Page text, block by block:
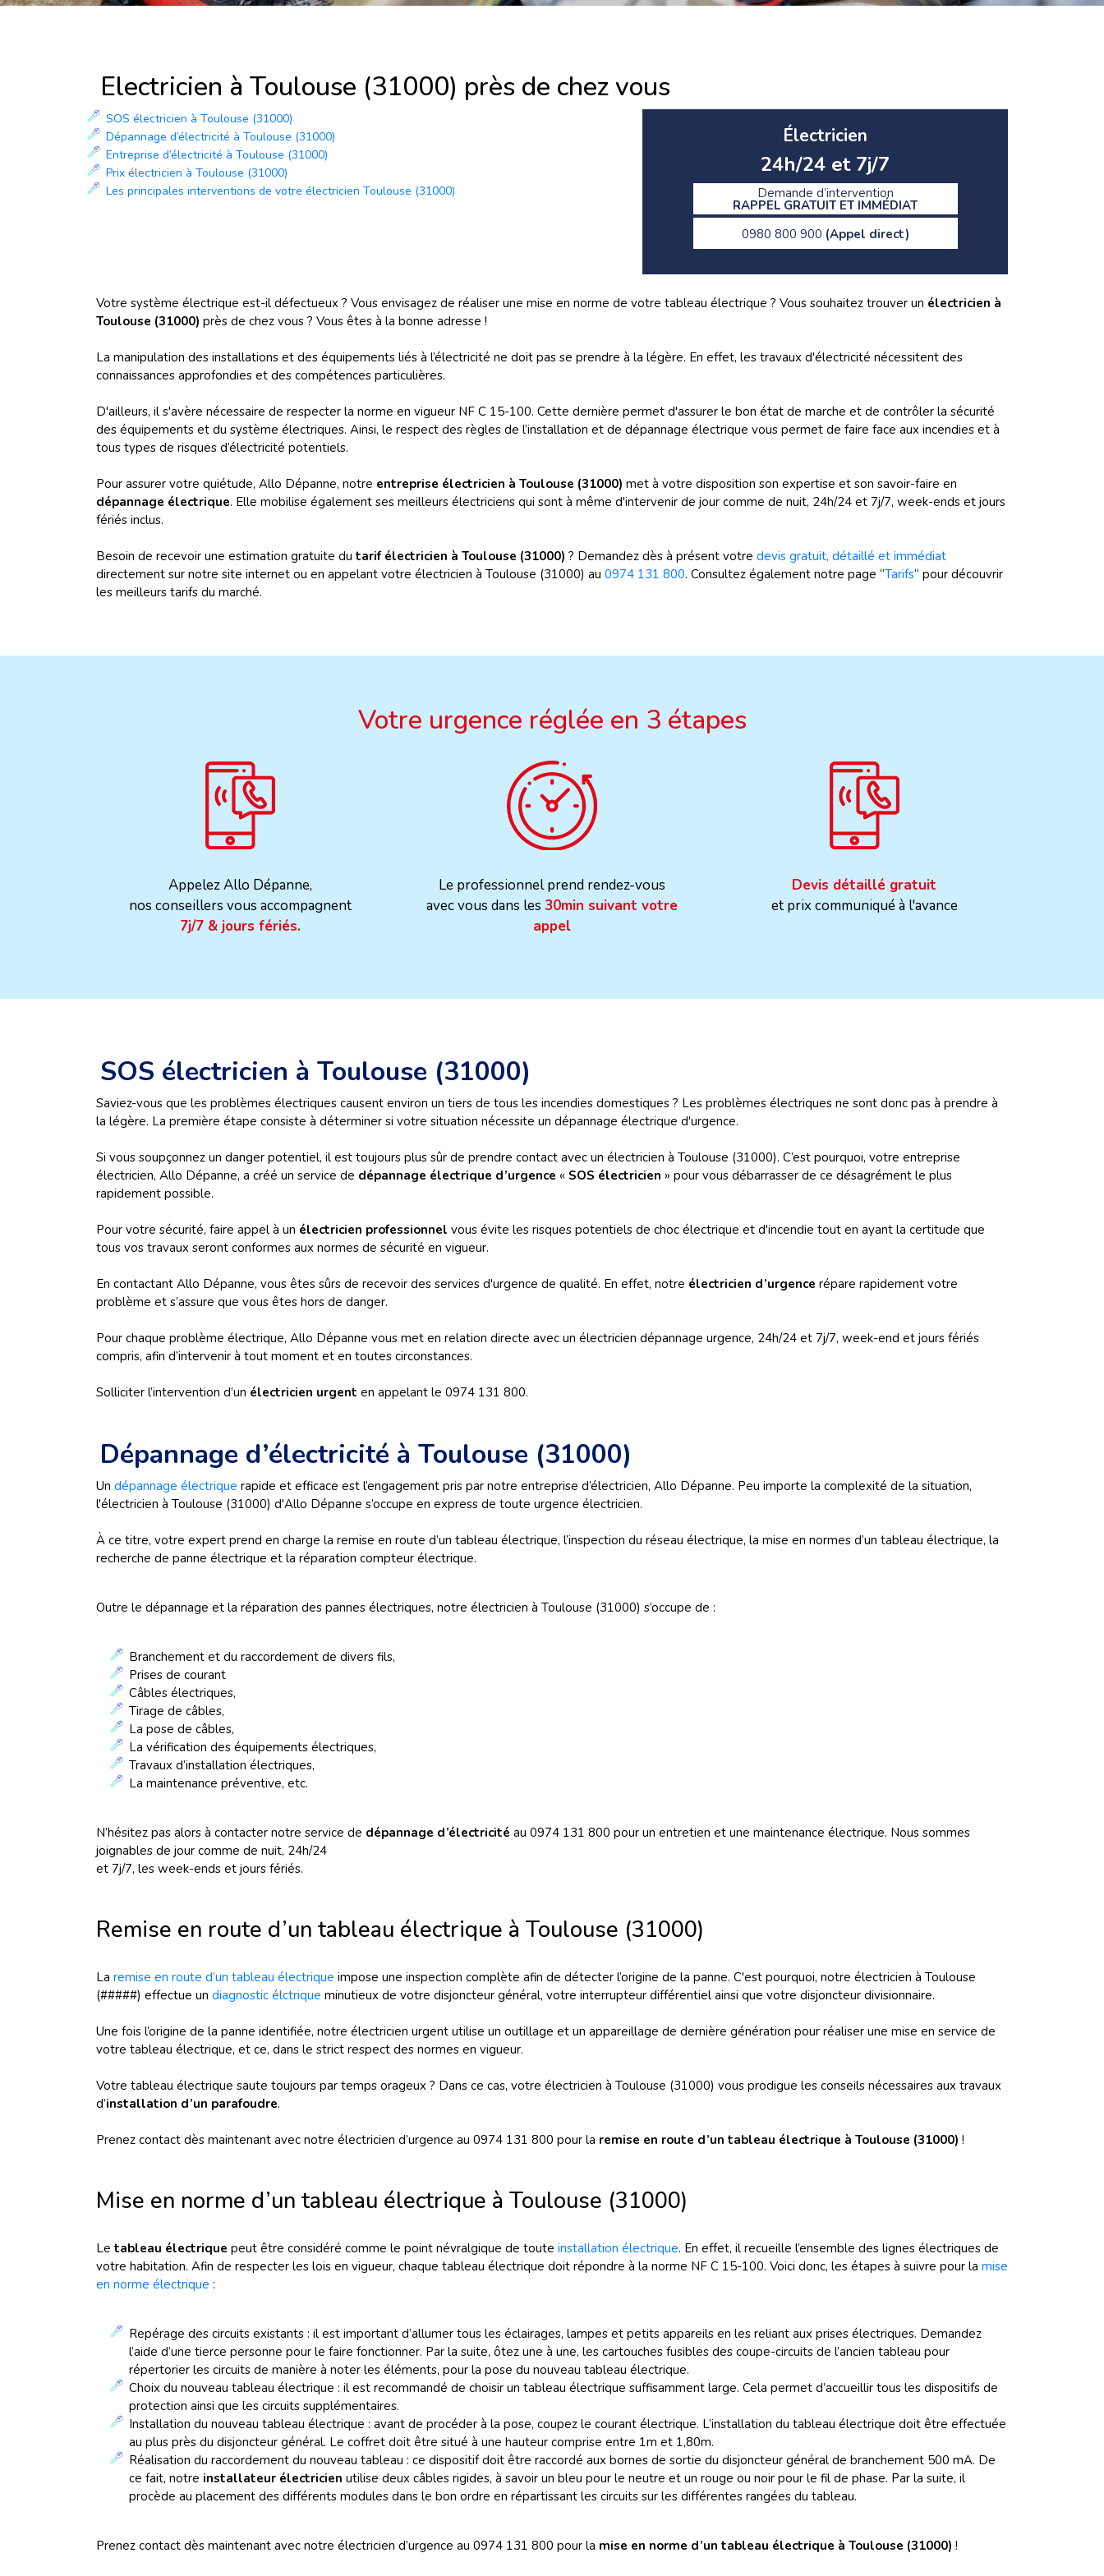
Electricien à Toulouse (31000) près de chez vous
SOS électricien à Toulouse (31000)
Dépannage d’électricité à Toulouse (31000)
Entreprise d’électricité à Toulouse (31000)
Prix électricien à Toulouse (31000)
Les principales interventions de votre électricien Toulouse (31000)
Électricien
24h/24 et 7j/7
Demande d’intervention
RAPPEL GRATUIT ET IMMÉDIAT
0980 800 900 (Appel direct)
Votre système électrique est-il défectueux ? Vous envisagez de réaliser une mise en norme de votre tableau électrique ? Vous souhaitez trouver un électricien à
Toulouse (31000) près de chez vous ? Vous êtes à la bonne adresse !
La manipulation des installations et des équipements liés à l’électricité ne doit pas se prendre à la légère. En effet, les travaux d'électricité nécessitent des
connaissances approfondies et des compétences particulières.
D'ailleurs, il s'avère nécessaire de respecter la norme en vigueur NF C 15-100. Cette dernière permet d'assurer le bon état de marche et de contrôler la sécurité
des équipements et du système électriques. Ainsi, le respect des règles de l’installation et de dépannage électrique vous permet de faire face aux incendies et à
tous types de risques d’électricité potentiels.
Pour assurer votre quiétude, Allo Dépanne, notre entreprise électricien à Toulouse (31000) met à votre disposition son expertise et son savoir-faire en
dépannage électrique. Elle mobilise également ses meilleurs électriciens qui sont à même d'intervenir de jour comme de nuit, 24h/24 et 7j/7, week-ends et jours
fériés inclus.
Besoin de recevoir une estimation gratuite du tarif électricien à Toulouse (31000) ? Demandez dès à présent votre devis gratuit, détaillé et immédiat
directement sur notre site internet ou en appelant votre électricien à Toulouse (31000) au 0974 131 800. Consultez également notre page “Tarifs“ pour découvrir
les meilleurs tarifs du marché.
Votre urgence réglée en 3 étapes
Appelez Allo Dépanne,
nos conseillers vous accompagnent
7j/7 & jours fériés.
Le professionnel prend rendez-vous
avec vous dans les 30min suivant votre
appel
Devis détaillé gratuit
et prix communiqué à l'avance
SOS électricien à Toulouse (31000)
Saviez-vous que les problèmes électriques causent environ un tiers de tous les incendies domestiques ? Les problèmes électriques ne sont donc pas à prendre à
la légère. La première étape consiste à déterminer si votre situation nécessite un dépannage électrique d'urgence.
Si vous soupçonnez un danger potentiel, il est toujours plus sûr de prendre contact avec un électricien à Toulouse (31000). C’est pourquoi, votre entreprise
électricien, Allo Dépanne, a créé un service de dépannage électrique d’urgence « SOS électricien » pour vous débarrasser de ce désagrément le plus
rapidement possible.
Pour votre sécurité, faire appel à un électricien professionnel vous évite les risques potentiels de choc électrique et d'incendie tout en ayant la certitude que
tous vos travaux seront conformes aux normes de sécurité en vigueur.
En contactant Allo Dépanne, vous êtes sûrs de recevoir des services d'urgence de qualité. En effet, notre électricien d’urgence répare rapidement votre
problème et s’assure que vous êtes hors de danger.
Pour chaque problème électrique, Allo Dépanne vous met en relation directe avec un électricien dépannage urgence, 24h/24 et 7j/7, week-end et jours fériés
compris, afin d’intervenir à tout moment et en toutes circonstances.
Solliciter l’intervention d’un électricien urgent en appelant le 0974 131 800.
Dépannage d’électricité à Toulouse (31000)
Un dépannage électrique rapide et efficace est l’engagement pris par notre entreprise d’électricien, Allo Dépanne. Peu importe la complexité de la situation,
l'électricien à Toulouse (31000) d'Allo Dépanne s’occupe en express de toute urgence électricien.
À ce titre, votre expert prend en charge la remise en route d’un tableau électrique, l’inspection du réseau électrique, la mise en normes d’un tableau électrique, la
recherche de panne électrique et la réparation compteur électrique.
Outre le dépannage et la réparation des pannes électriques, notre électricien à Toulouse (31000) s’occupe de :
Branchement et du raccordement de divers fils,
Prises de courant
Câbles électriques,
Tirage de câbles,
La pose de câbles,
La vérification des équipements électriques,
Travaux d’installation électriques,
La maintenance préventive, etc.
N’hésitez pas alors à contacter notre service de dépannage d’électricité au 0974 131 800 pour un entretien et une maintenance électrique. Nous sommes
joignables de jour comme de nuit, 24h/24
et 7j/7, les week-ends et jours fériés.
Remise en route d’un tableau électrique à Toulouse (31000)
La remise en route d’un tableau électrique impose une inspection complète afin de détecter l’origine de la panne. C'est pourquoi, notre électricien à Toulouse
(#####) effectue un diagnostic élctrique minutieux de votre disjoncteur général, votre interrupteur différentiel ainsi que votre disjoncteur divisionnaire.
Une fois l’origine de la panne identifiée, notre électricien urgent utilise un outillage et un appareillage de dernière génération pour réaliser une mise en service de
votre tableau électrique, et ce, dans le strict respect des normes en vigueur.
Votre tableau électrique saute toujours par temps orageux ? Dans ce cas, votre électricien à Toulouse (31000) vous prodigue les conseils nécessaires aux travaux
d’installation d’un parafoudre.
Prenez contact dès maintenant avec notre électricien d’urgence au 0974 131 800 pour la remise en route d’un tableau électrique à Toulouse (31000) !
Mise en norme d’un tableau électrique à Toulouse (31000)
Le tableau électrique peut être considéré comme le point névralgique de toute installation électrique. En effet, il recueille l’ensemble des lignes électriques de
votre habitation. Afin de respecter les lois en vigueur, chaque tableau électrique doit répondre à la norme NF C 15-100. Voici donc, les étapes à suivre pour la mise
en norme électrique :
Repérage des circuits existants : il est important d’allumer tous les éclairages, lampes et petits appareils en les reliant aux prises électriques. Demandez
l’aide d’une tierce personne pour le faire fonctionner. Par la suite, ôtez une à une, les cartouches fusibles des coupe-circuits de l’ancien tableau pour
répertorier les circuits de manière à noter les éléments, pour la pose du nouveau tableau électrique.
Choix du nouveau tableau électrique : il est recommandé de choisir un tableau électrique suffisamment large. Cela permet d’accueillir tous les dispositifs de
protection ainsi que les circuits supplémentaires.
Installation du nouveau tableau électrique : avant de procéder à la pose, coupez le courant électrique. L’installation du tableau électrique doit être effectuée
au plus près du disjoncteur général. Le coffret doit être situé à une hauteur comprise entre 1m et 1,80m.
Réalisation du raccordement du nouveau tableau : ce dispositif doit être raccordé aux bornes de sortie du disjoncteur général de branchement 500 mA. De
ce fait, notre installateur électricien utilise deux câbles rigides, à savoir un bleu pour le neutre et un rouge ou noir pour le fil de phase. Par la suite, il
procède au placement des différents modules dans le bon ordre en répartissant les circuits sur les différentes rangées du tableau.
Prenez contact dès maintenant avec notre électricien d’urgence au 0974 131 800 pour la mise en norme d’un tableau électrique à Toulouse (31000) !